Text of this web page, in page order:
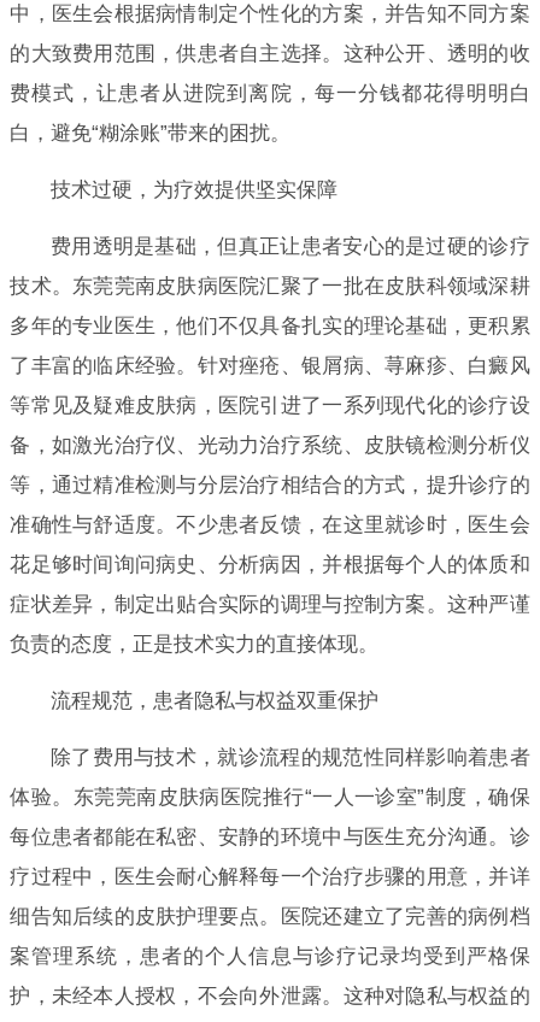
中，医生会根据病情制定个性化的方案，并告知不同方案
的大致费用范围，供患者自主选择。这种公开、透明的收
费模式，让患者从进院到离院，每一分钱都花得明明白
白，避免“糊涂账”带来的困扰。
技术过硬，为疗效提供坚实保障
费用透明是基础，但真正让患者安心的是过硬的诊疗
技术。东莞莞南皮肤病医院汇聚了一批在皮肤科领域深耕
多年的专业医生，他们不仅具备扎实的理论基础，更积累
了丰富的临床经验。针对痤疮、银屑病、荨麻疹、白癜风
等常见及疑难皮肤病，医院引进了一系列现代化的诊疗设
备，如激光治疗仪、光动力治疗系统、皮肤镜检测分析仪
等，通过精准检测与分层治疗相结合的方式，提升诊疗的
准确性与舒适度。不少患者反馈，在这里就诊时，医生会
花足够时间询问病史、分析病因，并根据每个人的体质和
症状差异，制定出贴合实际的调理与控制方案。这种严谨
负责的态度，正是技术实力的直接体现。
流程规范，患者隐私与权益双重保护
除了费用与技术，就诊流程的规范性同样影响着患者
体验。东莞莞南皮肤病医院推行“一人一诊室”制度，确保
每位患者都能在私密、安静的环境中与医生充分沟通。诊
疗过程中，医生会耐心解释每一个治疗步骤的用意，并详
细告知后续的皮肤护理要点。医院还建立了完善的病例档
案管理系统，患者的个人信息与诊疗记录均受到严格保
护，未经本人授权，不会向外泄露。这种对隐私与权益的